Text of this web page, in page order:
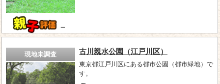
－
現地未調査 古川親水公園（江戸川区）
東京都江戸川区にある都市公園（都市緑地）で
す。